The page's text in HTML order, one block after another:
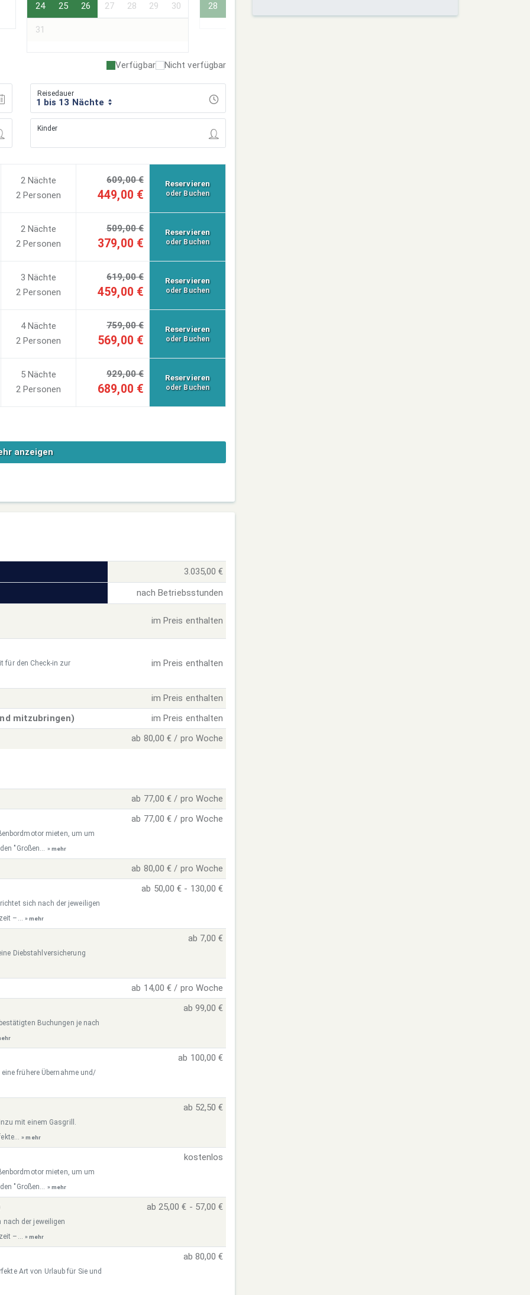
24 25 26 27 28 29 30
31
28
Verfügbar Nicht verfügbar
Reisedauer
1 bis 13 Nächte
Kinder
2 Nächte
2 Personen
609,00 €
449,00 €
Reservieren
oder Buchen
2 Nächte
2 Personen
509,00 €
379,00 €
Reservieren
oder Buchen
3 Nächte
2 Personen
619,00 €
459,00 €
Reservieren
oder Buchen
4 Nächte
2 Personen
759,00 €
569,00 €
Reservieren
oder Buchen
5 Nächte
2 Personen
929,00 €
689,00 €
Reservieren
oder Buchen
anzeigen
3.035,00 €
nach Betriebsstunden
im Preis enthalten
für den Check-in zur
im Preis enthalten
im Preis enthalten
mitzubringen)
im Preis enthalten
ab 80,00 € / pro Woche
ab 77,00 € / pro Woche
mieten, um um
"Großen... » mehr
ab 77,00 € / pro Woche
ab 80,00 € / pro Woche
sich nach der jeweiligen
–... » mehr
ab 50,00 € - 130,00 €
Diebstahlversicherung
ab 7,00 €
ab 14,00 € / pro Woche
Buchungen je nach
ab 99,00 €
frühere Übernahme und/
ab 100,00 €
mit einem Gasgrill.
» mehr
ab 52,50 €
mieten, um um
"Großen... » mehr
kostenlos
nach der jeweiligen
–... » mehr
ab 25,00 € - 57,00 €
Art von Urlaub für Sie und
ab 80,00 €